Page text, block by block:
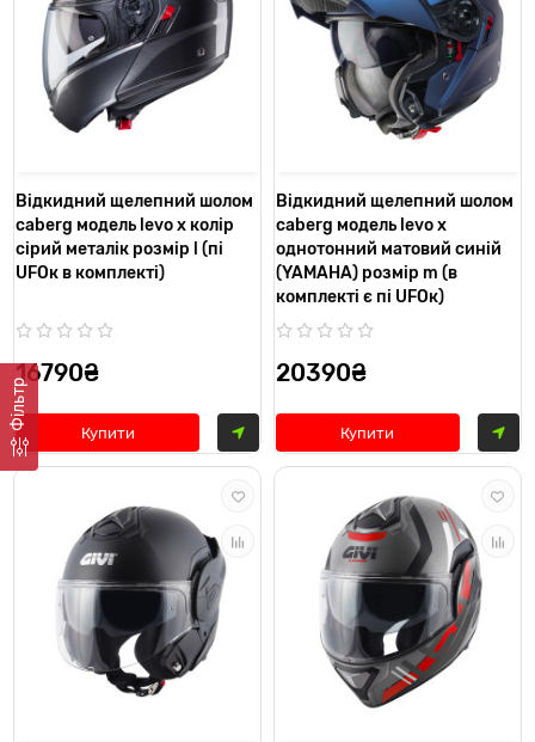
Фільтр
Відкидний щелепний шолом
caberg модель levo x колір
сірий металік розмір l (пі
UFOк в комплекті)
16790₴
Купити
Відкидний щелепний шолом
caberg модель levo x
однотонний матовий синій
(YAMAHA) розмір m (в
комплекті є пі UFOк)
20390₴
Купити